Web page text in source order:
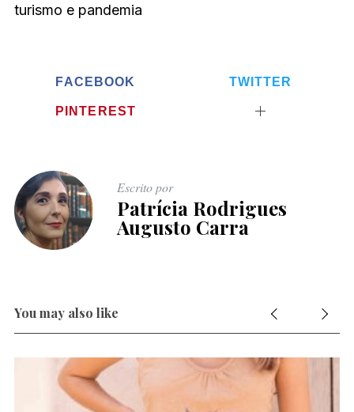
turismo e pandemia
FACEBOOK TWITTER
PINTEREST
Escrito por
Patrícia Rodrigues
Augusto Carra
You may also like